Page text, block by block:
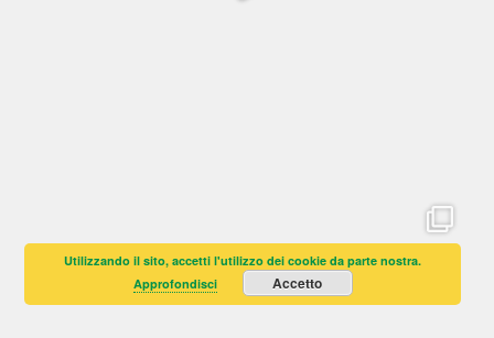
Utilizzando il sito, accetti l'utilizzo dei cookie da parte nostra.
Approfondisci
Accetto